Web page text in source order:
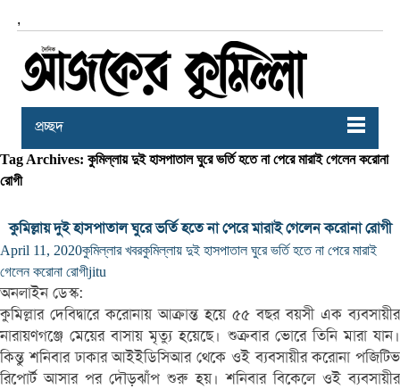
,
প্রচ্ছদ
Tag Archives: কুমিল্লায় দুই হাসপাতাল ঘুরে ভর্তি হতে না পেরে মারাই গেলেন করোনা
রোগী
কুমিল্লায় দুই হাসপাতাল ঘুরে ভর্তি হতে না পেরে মারাই গেলেন করোনা রোগী
April 11, 2020কুমিল্লার খবরকুমিল্লায় দুই হাসপাতাল ঘুরে ভর্তি হতে না পেরে মারাই
গেলেন করোনা রোগীjitu
অনলাইন ডেস্ক:
কুমিল্লার দেবিদ্বারে করোনায় আক্রান্ত হয়ে ৫৫ বছর বয়সী এক ব্যবসায়ীর
নারায়ণগঞ্জে মেয়ের বাসায় মৃত্যু হয়েছে। শুক্রবার ভোরে তিনি মারা যান।
কিন্তু শনিবার ঢাকার আইইডিসিআর থেকে ওই ব্যবসায়ীর করোনা পজিটিভ
রিপোর্ট আসার পর দৌড়ঝাঁপ শুরু হয়। শনিবার বিকেলে ওই ব্যবসায়ীর